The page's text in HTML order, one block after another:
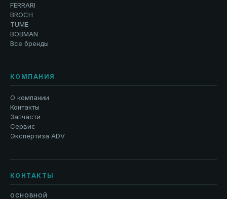
FERRARI
BROCH
TUME
BOBMAN
Все бренды
КОМПАНИЯ
О компании
Контакты
Запчасти
Сервис
Экспертиза ADV
КОНТАКТЫ
ОСНОВНОЙ